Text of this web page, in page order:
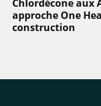
Chlordécone aux
approche One
construction